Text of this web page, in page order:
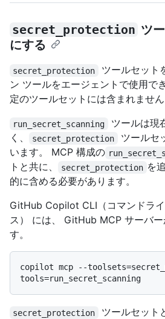
secret_protection ツ
にする
secret_protection
ツールセット
ン ツールをエージェントで使用で
定のツールセットには含まれません
run_secret_scanning ツールは現
く、
secret_protection
ツールセ
います。 MCP 構成の
トと共に、
secret_protection を
的に含める必要があります。
GitHub Copilot CLI（コマンドラ
ス） には、 GitHub MCP サーバー
す。
copilot mcp --
secret_protection ツールセット